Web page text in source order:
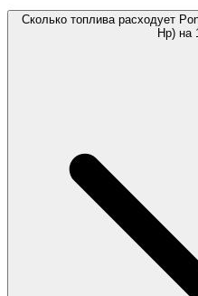
Сколько топлива расходует
Hp) на